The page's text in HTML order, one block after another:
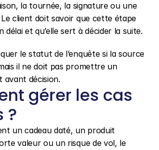
la tournée, la signature ou une
client doit savoir que cette étape
et qu’elle sert à décider la suite.
le statut de l’enquête si la source
il ne doit pas promettre un
avant décision.
gérer les cas
?
un cadeau daté, un produit
valeur ou un risque de vol, le